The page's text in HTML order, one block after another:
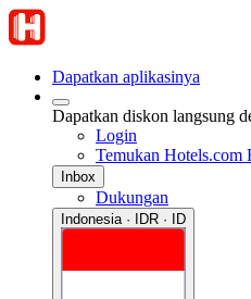
Dapatkan aplikasinya
Dapatkan diskon langsung
Login
Temukan Hotels.com
Inbox
Dukungan
Indonesia · IDR · ID